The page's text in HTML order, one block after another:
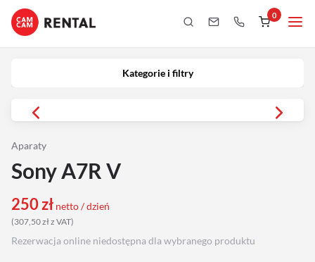
0
Kategorie i filtry
Aparaty
Sony A7R V
250zł netto / dzień
(307,50złz VAT)
Rezerwacja online niedostępna dla wybranego produktu
Kategorie i filtry
Obiektywy
Oświetlenie
Podgląd